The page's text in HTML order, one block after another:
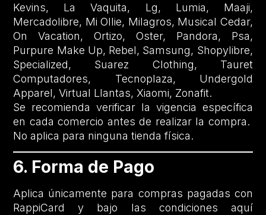
Kevins, La Vaquita, Lg, Lumia, Maaji,
Mercadolibre, Mi Ollie, Milagros, Musical Cedar,
On Vacation, Ortizo, Oster, Pandora, Psa,
Purpure Make Up, Rebel, Samsung, Shopylibre,
Specialized, Suarez Clothing, Tauret
Computadores, Tecnoplaza, Undergold
Apparel, Virtual Llantas, Xiaomi, Zonafit.
Se recomienda verificar la vigencia específica
en cada comercio antes de realizar la compra.
No aplica para ninguna tienda física.
6. Forma de Pago
Aplica únicamente para compras pagadas con
RappiCard y bajo las condiciones aquí